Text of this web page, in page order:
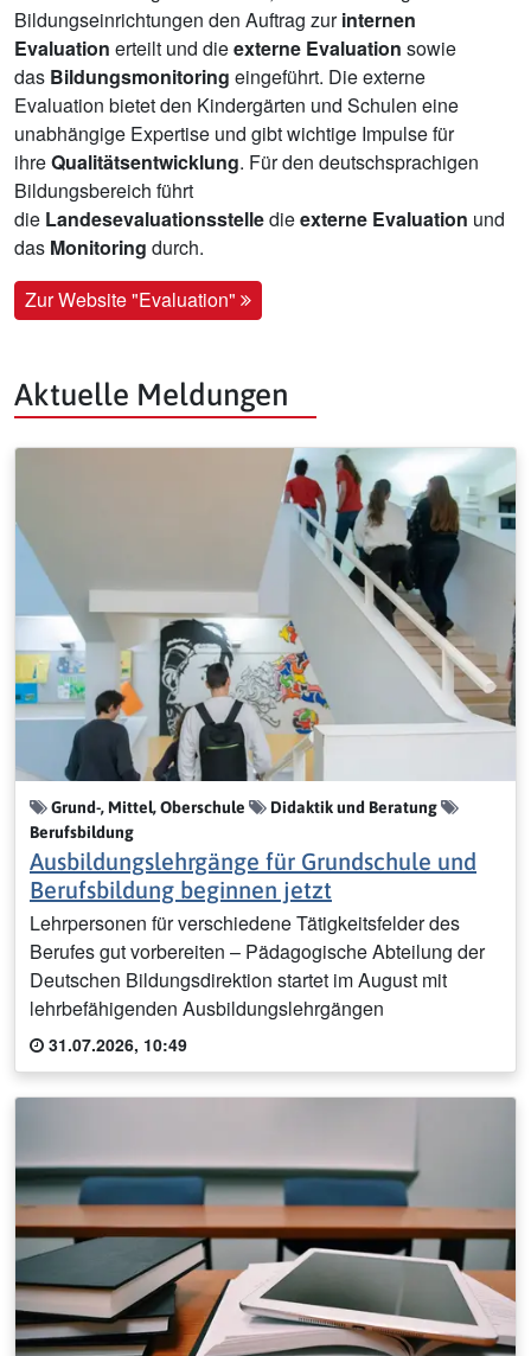
Bildungseinrichtungen den Auftrag zurinternen
Evaluation erteilt und dieexterne Evaluation sowie
das Bildungsmonitoring eingeführt. Die externe
Evaluation bietet den Kindergärten und Schulen eine
unabhängige Expertise und gibt wichtige Impulse für
ihreQualitätsentwicklung. Für den deutschsprachigen
Bildungsbereich führt
die Landesevaluationsstelledieexterne Evaluation und
das Monitoring durch.
Zur Website "Evaluation"
Aktuelle Meldungen
Grund-, Mittel, Oberschule
Didaktik und Beratung
Berufsbildung
Ausbildungslehrgänge für Grundschule und
Berufsbildung beginnen jetzt
Lehrpersonen für verschiedene Tätigkeitsfelder des
Berufes gut vorbereiten – Pädagogische Abteilung der
Deutschen Bildungsdirektion startet im August mit
lehrbefähigenden Ausbildungslehrgängen
31.07.2026, 10:49